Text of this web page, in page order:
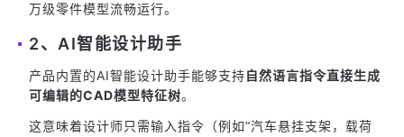
万级零件模型流畅运行。
2、AI智能设计助手
产品内置的AI智能设计助手能够支持自然语言指令直接生成
可编辑的CAD模型特征树。
这意味着设计师只需输入指令（例如“汽车悬挂支架，载荷